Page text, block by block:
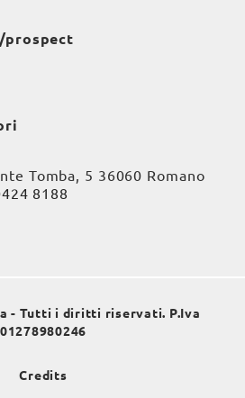
Tomba, 5 36060 Romano
8188
- Tutti i diritti riservati. P.Iva
01278980246
Credits